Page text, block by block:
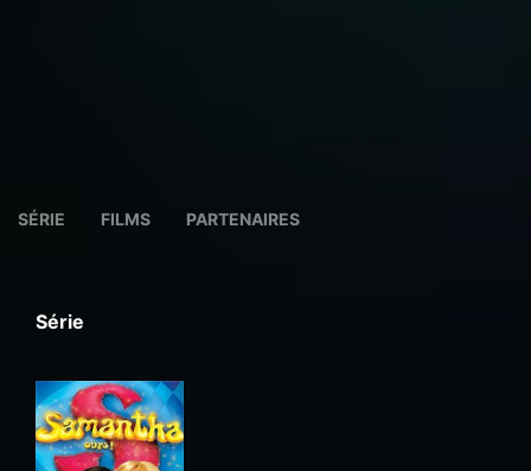
SÉRIE FILMS PARTENAIRES
Série